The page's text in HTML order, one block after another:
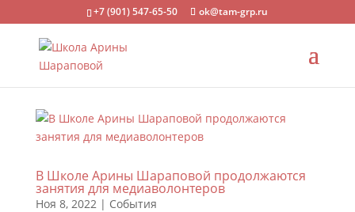
+7 (901) 547-65-50 ok@tam-grp.ru
В Школе Арины Шараповой продолжаются
занятия для медиаволонтеров
Ноя 8, 2022| События